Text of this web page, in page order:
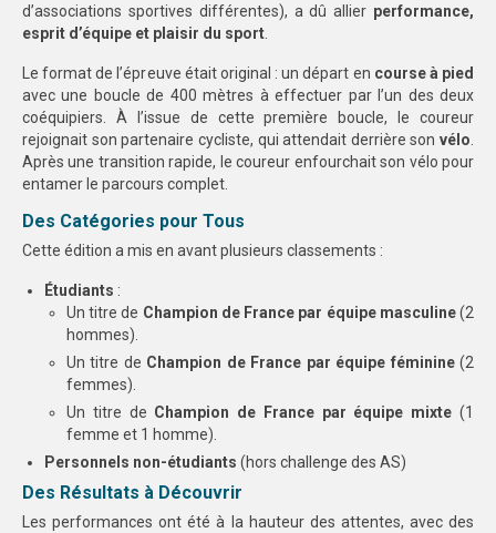
d’associations sportives différentes), a dû allier performance,
esprit d’équipe et plaisir du sport
Le format de l’épreuve était original : un départ en course à pied
avec une boucle de 400 mètres à effectuer par l’un des deux
coéquipiers. À l’issue de cette première boucle, le coureur
rejoignait son partenaire cycliste, qui attendait derrière son vélo
Après une transition rapide, le coureur enfourchait son vélo pour
entamer le parcours complet.
Des Catégories pour Tous
Cette édition a mis en avant plusieurs classements :
Étudiants :
Un titre de Champion de France par équipe masculine(2
hommes).
Un titre de Champion de France par équipe féminine(2
femmes).
Un titre de Champion de France par équipe mixte (1
femme et 1 homme).
Personnels non-étudiants (hors challenge des AS)
Des Résultats à Découvrir
Les performances ont été à la hauteur des attentes, avec des